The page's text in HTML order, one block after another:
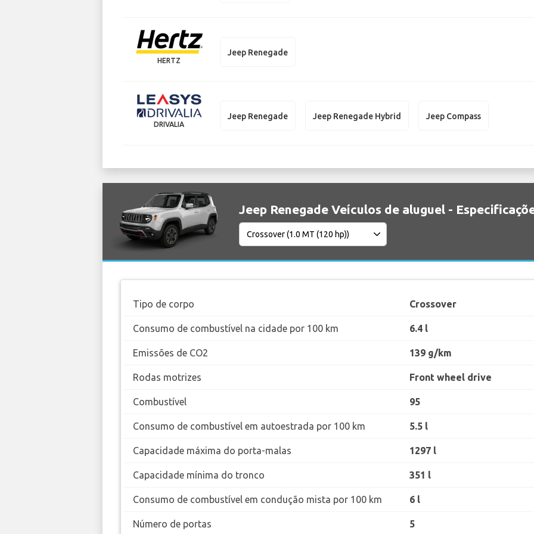
HERTZ
Jeep Renegade
DRIVALIA
Jeep Renegade Jeep Renegade Hybrid Jeep Compass
Jeep Renegade Veículos de aluguel -
Tipo de corpo Crossover
Consumo de combustível na cidade por 100 km 6.4 l
Emissões de CO2 139 g/km
Rodas motrizes Front wheel drive
Combustível 95
Consumo de combustível em autoestrada por 100 km 5.5 l
Capacidade máxima do porta-malas 1297 l
Capacidade mínima do tronco 351 l
Consumo de combustível em condução mista por 100 km 6 l
Número de portas 5